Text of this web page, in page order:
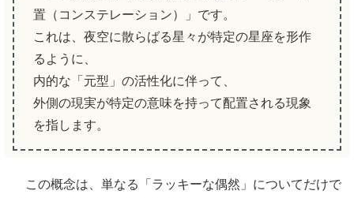
置（コンステレーション）」です。
これは、夜空に散らばる星々が特定の星座を形作
るように、
内的な「元型」の活性化に伴って、
外側の現実が特定の意味を持って配置される現象
を指します。
この概念は、単なる「ラッキーな偶然」についてだけで